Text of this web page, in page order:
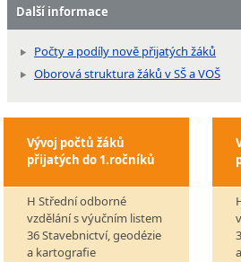
Další informace
Počty a podíly nově přijatých žáků
Oborová struktura žáků v SŠ a VOŠ
Vývoj počtů žáků
přijatých do 1.ročníků
H Střední odborné
vzdělání s výučním listem
36 Stavebnictví, geodézie
a kartografie